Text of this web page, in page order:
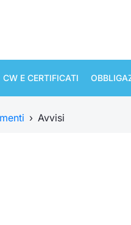
CW E CERTIFICATI
› Avvisi